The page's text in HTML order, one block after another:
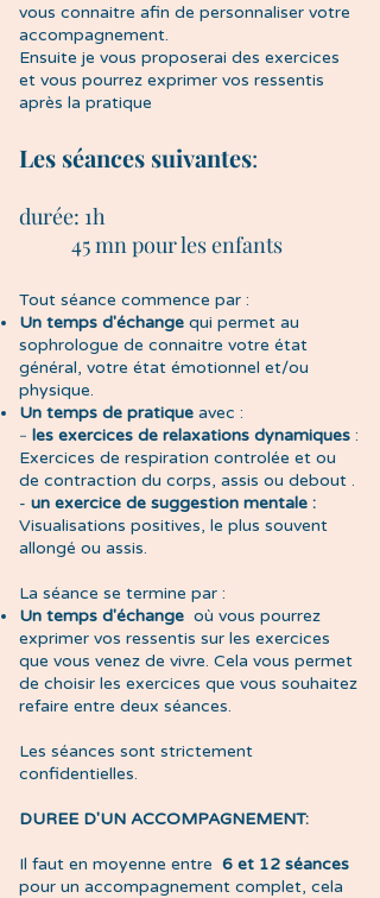
vous connaitre afin de personnaliser votre
accompagnement.
Ensuite je vous proposerai des exercices
et vous pourrez exprimer vos ressentis
après la pratique
Les séances suivantes:
durée: 1h
45 mn pour les enfants
Tout séance commence par :
Un temps d'échange qui permet au
sophrologue de connaitre votre état
général, votre état émotionnel et/ou
physique.
Un temps de pratique avec :
- les exercices de relaxations dynamiques :
Exercices de respiration controlée et ou
de contraction du corps, assis ou debout .
- un exercice de suggestion mentale :
Visualisations positives, le plus souvent
allongé ou assis.
La séance se termine par :
Un temps d'échange où vous pourrez
exprimer vos ressentis sur les exercices
que vous venez de vivre. Cela vous permet
de choisir les exercices que vous souhaitez
refaire entre deux séances.
Les séances sont strictement
confidentielles.
DUREE D'UN ACCOMPAGNEMENT:
Il faut en moyenne entre 6 et 12 séances
pour un accompagnement complet, cela